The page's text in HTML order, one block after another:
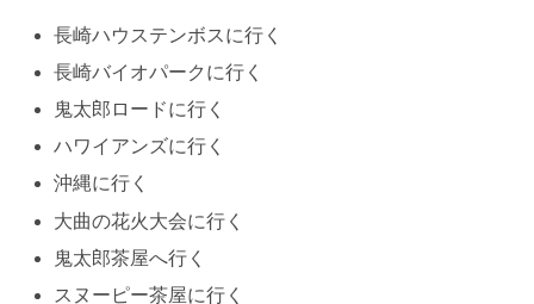
長崎ハウステンボスに行く
長崎バイオパークに行く
鬼太郎ロードに行く
ハワイアンズに行く
沖縄に行く
大曲の花火大会に行く
鬼太郎茶屋へ行く
スヌーピー茶屋に行く